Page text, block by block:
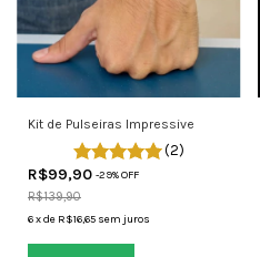
Kit de Pulseiras Impressive
(2)
R$99,90 -29% OFF
R$139,90
6xde R$16,65 sem juros